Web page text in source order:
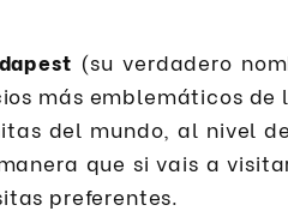
(su verdadero
más emblemáticos
del mundo, al nivel
que si vais a
preferentes.